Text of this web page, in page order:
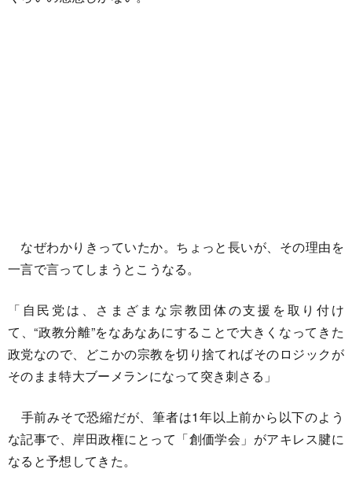
なぜわかりきっていたか。ちょっと長いが、その理由を
一言で言ってしまうとこうなる。
「自民党は、さまざまな宗教団体の支援を取り付け
て、“政教分離”をなあなあにすることで大きくなってきた
政党なので、どこかの宗教を切り捨てればそのロジックが
そのまま特大ブーメランになって突き刺さる」
手前みそで恐縮だが、筆者は1年以上前から以下のよう
な記事で、岸田政権にとって「創価学会」がアキレス腱に
なると予想してきた。